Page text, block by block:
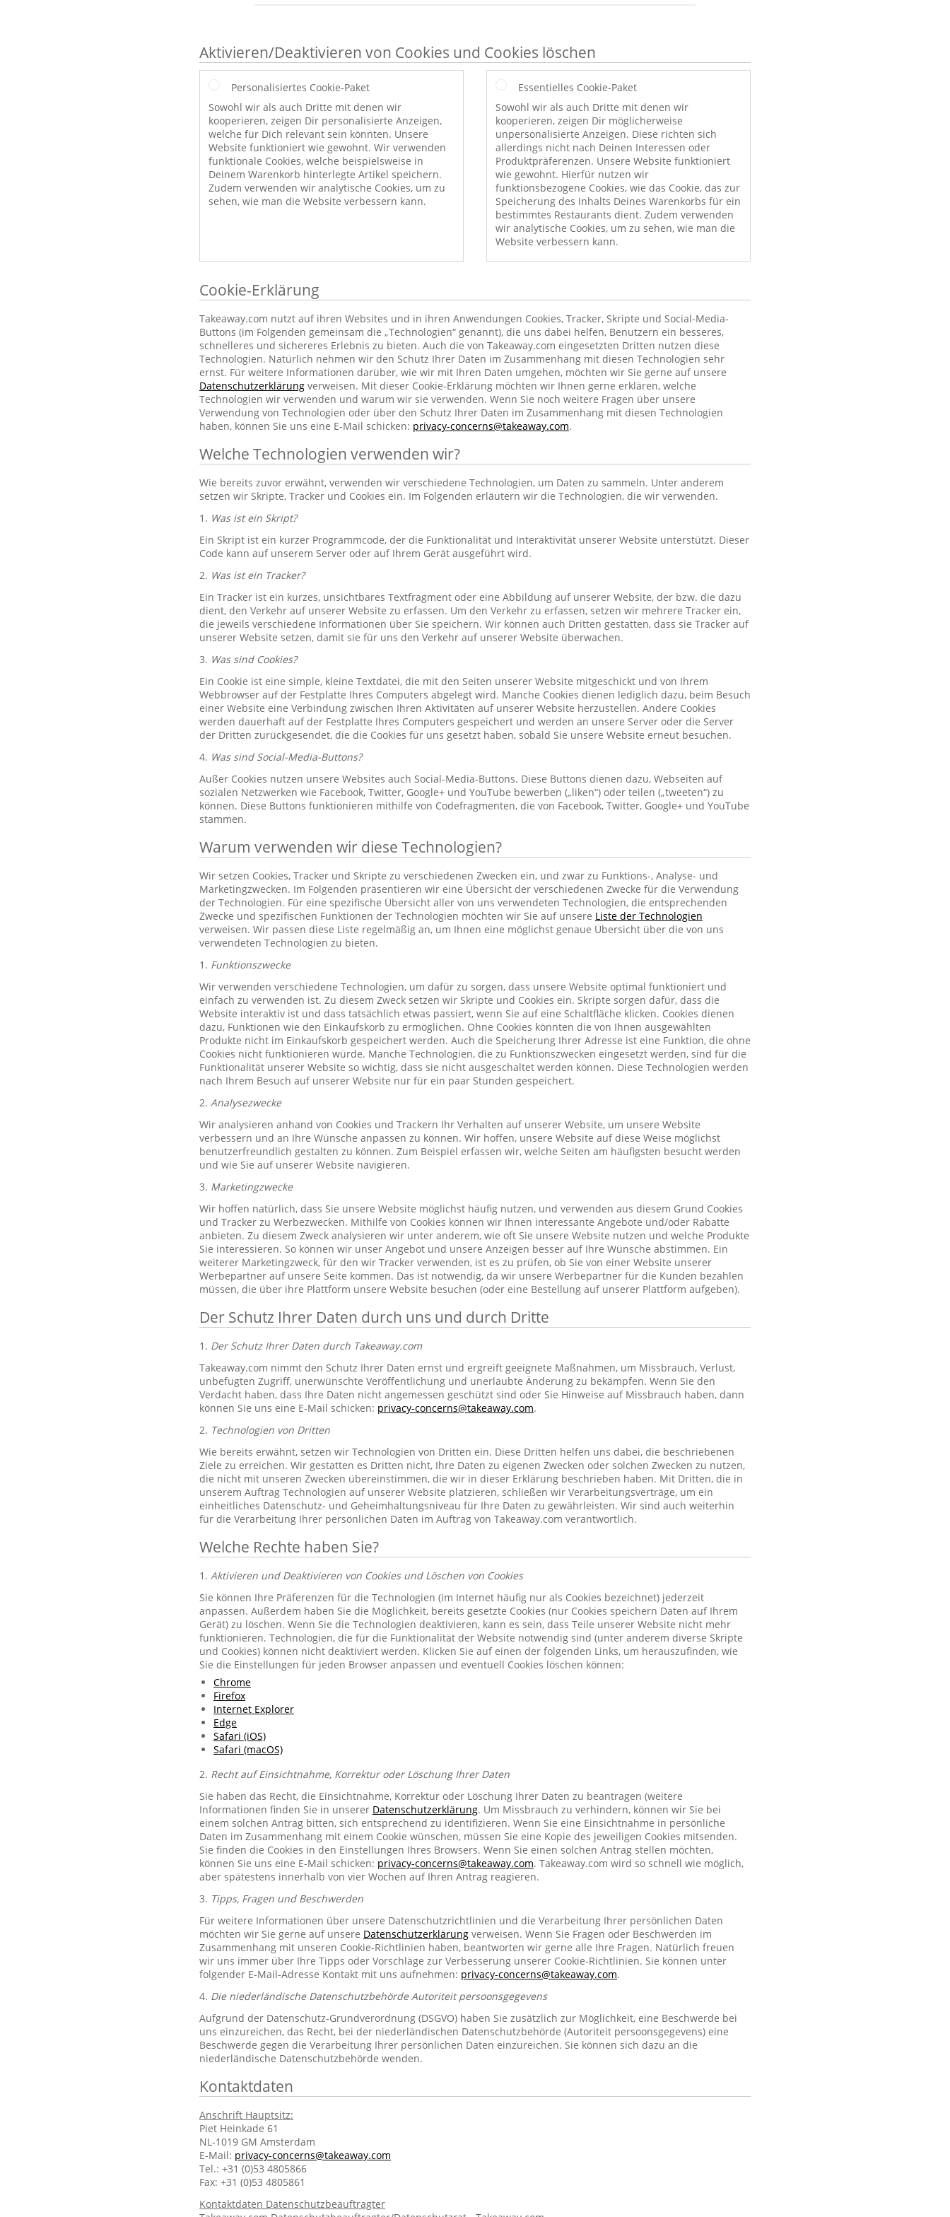
Aktivieren/Deaktivieren von Cookies und Cookies löschen
Personalisiertes Cookie-Paket
Sowohl wir als auch Dritte mit denen wir
kooperieren, zeigen Dir personalisierte Anzeigen,
welche für Dich relevant sein könnten. Unsere
Website funktioniert wie gewohnt. Wir verwenden
funktionale Cookies, welche beispielsweise in
Deinem Warenkorb hinterlegte Artikel speichern.
Zudem verwenden wir analytische Cookies, um zu
sehen, wie man die Website verbessern kann.
Essentielles Cookie-Paket
Sowohl wir als auch Dritte mit denen wir
kooperieren, zeigen Dir möglicherweise
unpersonalisierte Anzeigen. Diese richten sich
allerdings nicht nach Deinen Interessen oder
Produktpräferenzen. Unsere Website funktioniert
wie gewohnt. Hierfür nutzen wir
funktionsbezogene Cookies, wie das Cookie, das zur
Speicherung des Inhalts Deines Warenkorbs für ein
bestimmtes Restaurants dient. Zudem verwenden
wir analytische Cookies, um zu sehen, wie man die
Website verbessern kann.
Cookie-Erklärung
Takeaway.com nutzt auf ihren Websites und in ihren Anwendungen Cookies, Tracker, Skripte und Social-Media-
Buttons (im Folgenden gemeinsam die „Technologien“ genannt), die uns dabei helfen, Benutzern ein besseres,
schnelleres und sichereres Erlebnis zu bieten. Auch die von Takeaway.com eingesetzten Dritten nutzen diese
Technologien. Natürlich nehmen wir den Schutz Ihrer Daten im Zusammenhang mit diesen Technologien sehr
ernst. Für weitere Informationen darüber, wie wir mit Ihren Daten umgehen, möchten wir Sie gerne auf unsere
Datenschutzerklärung verweisen. Mit dieser Cookie-Erklärung möchten wir Ihnen gerne erklären, welche
Technologien wir verwenden und warum wir sie verwenden. Wenn Sie noch weitere Fragen über unsere
Verwendung von Technologien oder über den Schutz Ihrer Daten im Zusammenhang mit diesen Technologien
haben, können Sie uns eine E-Mail schicken: privacy-concerns@takeaway.com.
Welche Technologien verwenden wir?
Wie bereits zuvor erwähnt, verwenden wir verschiedene Technologien, um Daten zu sammeln. Unter anderem
setzen wir Skripte, Tracker und Cookies ein. Im Folgenden erläutern wir die Technologien, die wir verwenden.
1. Was ist ein Skript?
Ein Skript ist ein kurzer Programmcode, der die Funktionalität und Interaktivität unserer Website unterstützt. Dieser
Code kann auf unserem Server oder auf Ihrem Gerät ausgeführt wird.
2. Was ist ein Tracker?
Ein Tracker ist ein kurzes, unsichtbares Textfragment oder eine Abbildung auf unserer Website, der bzw. die dazu
dient, den Verkehr auf unserer Website zu erfassen. Um den Verkehr zu erfassen, setzen wir mehrere Tracker ein,
die jeweils verschiedene Informationen über Sie speichern. Wir können auch Dritten gestatten, dass sie Tracker auf
unserer Website setzen, damit sie für uns den Verkehr auf unserer Website überwachen.
3. Was sind Cookies?
Ein Cookie ist eine simple, kleine Textdatei, die mit den Seiten unserer Website mitgeschickt und von Ihrem
Webbrowser auf der Festplatte Ihres Computers abgelegt wird. Manche Cookies dienen lediglich dazu, beim Besuch
einer Website eine Verbindung zwischen Ihren Aktivitäten auf unserer Website herzustellen. Andere Cookies
werden dauerhaft auf der Festplatte Ihres Computers gespeichert und werden an unsere Server oder die Server
der Dritten zurückgesendet, die die Cookies für uns gesetzt haben, sobald Sie unsere Website erneut besuchen.
4. Was sind Social-Media-Buttons?
Außer Cookies nutzen unsere Websites auch Social-Media-Buttons. Diese Buttons dienen dazu, Webseiten auf
sozialen Netzwerken wie Facebook, Twitter, Google+ und YouTube bewerben („liken“) oder teilen („tweeten“) zu
können. Diese Buttons funktionieren mithilfe von Codefragmenten, die von Facebook, Twitter, Google+ und YouTube
stammen.
Warum verwenden wir diese Technologien?
Wir setzen Cookies, Tracker und Skripte zu verschiedenen Zwecken ein, und zwar zu Funktions-, Analyse- und
Marketingzwecken. Im Folgenden präsentieren wir eine Übersicht der verschiedenen Zwecke für die Verwendung
der Technologien. Für eine spezifische Übersicht aller von uns verwendeten Technologien, die entsprechenden
Zwecke und spezifischen Funktionen der Technologien möchten wir Sie auf unsere Liste der Technologien
verweisen. Wir passen diese Liste regelmäßig an, um Ihnen eine möglichst genaue Übersicht über die von uns
verwendeten Technologien zu bieten.
1. Funktionszwecke
Wir verwenden verschiedene Technologien, um dafür zu sorgen, dass unsere Website optimal funktioniert und
einfach zu verwenden ist. Zu diesem Zweck setzen wir Skripte und Cookies ein. Skripte sorgen dafür, dass die
Website interaktiv ist und dass tatsächlich etwas passiert, wenn Sie auf eine Schaltfläche klicken. Cookies dienen
dazu, Funktionen wie den Einkaufskorb zu ermöglichen. Ohne Cookies könnten die von Ihnen ausgewählten
Produkte nicht im Einkaufskorb gespeichert werden. Auch die Speicherung Ihrer Adresse ist eine Funktion, die ohne
Cookies nicht funktionieren würde. Manche Technologien, die zu Funktionszwecken eingesetzt werden, sind für die
Funktionalität unserer Website so wichtig, dass sie nicht ausgeschaltet werden können. Diese Technologien werden
nach Ihrem Besuch auf unserer Website nur für ein paar Stunden gespeichert.
2. Analysezwecke
Wir analysieren anhand von Cookies und Trackern Ihr Verhalten auf unserer Website, um unsere Website
verbessern und an Ihre Wünsche anpassen zu können. Wir hoffen, unsere Website auf diese Weise möglichst
benutzerfreundlich gestalten zu können. Zum Beispiel erfassen wir, welche Seiten am häufigsten besucht werden
und wie Sie auf unserer Website navigieren.
3. Marketingzwecke
Wir hoffen natürlich, dass Sie unsere Website möglichst häufig nutzen, und verwenden aus diesem Grund Cookies
und Tracker zu Werbezwecken. Mithilfe von Cookies können wir Ihnen interessante Angebote und/oder Rabatte
anbieten. Zu diesem Zweck analysieren wir unter anderem, wie oft Sie unsere Website nutzen und welche Produkte
Sie interessieren. So können wir unser Angebot und unsere Anzeigen besser auf Ihre Wünsche abstimmen. Ein
weiterer Marketingzweck, für den wir Tracker verwenden, ist es zu prüfen, ob Sie von einer Website unserer
Werbepartner auf unsere Seite kommen. Das ist notwendig, da wir unsere Werbepartner für die Kunden bezahlen
müssen, die über ihre Plattform unsere Website besuchen (oder eine Bestellung auf unserer Plattform aufgeben).
Der Schutz Ihrer Daten durch uns und durch Dritte
1. Der Schutz Ihrer Daten durch Takeaway.com
Takeaway.com nimmt den Schutz Ihrer Daten ernst und ergreift geeignete Maßnahmen, um Missbrauch, Verlust,
unbefugten Zugriff, unerwünschte Veröffentlichung und unerlaubte Änderung zu bekämpfen. Wenn Sie den
Verdacht haben, dass Ihre Daten nicht angemessen geschützt sind oder Sie Hinweise auf Missbrauch haben, dann
können Sie uns eine E-Mail schicken: privacy-concerns@takeaway.com.
2. Technologien von Dritten
Wie bereits erwähnt, setzen wir Technologien von Dritten ein. Diese Dritten helfen uns dabei, die beschriebenen
Ziele zu erreichen. Wir gestatten es Dritten nicht, Ihre Daten zu eigenen Zwecken oder solchen Zwecken zu nutzen,
die nicht mit unseren Zwecken übereinstimmen, die wir in dieser Erklärung beschrieben haben. Mit Dritten, die in
unserem Auftrag Technologien auf unserer Website platzieren, schließen wir Verarbeitungsverträge, um ein
einheitliches Datenschutz- und Geheimhaltungsniveau für Ihre Daten zu gewährleisten. Wir sind auch weiterhin
für die Verarbeitung Ihrer persönlichen Daten im Auftrag von Takeaway.com verantwortlich.
Welche Rechte haben Sie?
1. Aktivieren und Deaktivieren von Cookies und Löschen von Cookies
Sie können Ihre Präferenzen für die Technologien (im Internet häufig nur als Cookies bezeichnet) jederzeit
anpassen. Außerdem haben Sie die Möglichkeit, bereits gesetzte Cookies (nur Cookies speichern Daten auf Ihrem
Gerät) zu löschen. Wenn Sie die Technologien deaktivieren, kann es sein, dass Teile unserer Website nicht mehr
funktionieren. Technologien, die für die Funktionalität der Website notwendig sind (unter anderem diverse Skripte
und Cookies) können nicht deaktiviert werden. Klicken Sie auf einen der folgenden Links, um herauszufinden, wie
Sie die Einstellungen für jeden Browser anpassen und eventuell Cookies löschen können:
Chrome
Firefox
Internet Explorer
Edge
Safari (iOS)
Safari (macOS)
2. Recht auf Einsichtnahme, Korrektur oder Löschung Ihrer Daten
Sie haben das Recht, die Einsichtnahme, Korrektur oder Löschung Ihrer Daten zu beantragen (weitere
Informationen finden Sie in unserer Datenschutzerklärung. Um Missbrauch zu verhindern, können wir Sie bei
einem solchen Antrag bitten, sich entsprechend zu identifizieren. Wenn Sie eine Einsichtnahme in persönliche
Daten im Zusammenhang mit einem Cookie wünschen, müssen Sie eine Kopie des jeweiligen Cookies mitsenden.
Sie finden die Cookies in den Einstellungen Ihres Browsers. Wenn Sie einen solchen Antrag stellen möchten,
können Sie uns eine E-Mail schicken: privacy-concerns@takeaway.com. Takeaway.com wird so schnell wie möglich,
aber spätestens innerhalb von vier Wochen auf Ihren Antrag reagieren.
3. Tipps, Fragen und Beschwerden
Für weitere Informationen über unsere Datenschutzrichtlinien und die Verarbeitung Ihrer persönlichen Daten
möchten wir Sie gerne auf unsere Datenschutzerklärung verweisen. Wenn Sie Fragen oder Beschwerden im
Zusammenhang mit unseren Cookie-Richtlinien haben, beantworten wir gerne alle Ihre Fragen. Natürlich freuen
wir uns immer über Ihre Tipps oder Vorschläge zur Verbesserung unserer Cookie-Richtlinien. Sie können unter
folgender E-Mail-Adresse Kontakt mit uns aufnehmen: privacy-concerns@takeaway.com.
4. Die niederländische Datenschutzbehörde Autoriteit persoonsgegevens
Aufgrund der Datenschutz-Grundverordnung (DSGVO) haben Sie zusätzlich zur Möglichkeit, eine Beschwerde bei
uns einzureichen, das Recht, bei der niederländischen Datenschutzbehörde (Autoriteit persoonsgegevens) eine
Beschwerde gegen die Verarbeitung Ihrer persönlichen Daten einzureichen. Sie können sich dazu an die
niederländische Datenschutzbehörde wenden.
Kontaktdaten
Anschrift Hauptsitz:
Piet Heinkade 61
NL-1019 GM Amsterdam
E-Mail: privacy-concerns@takeaway.com
Tel.: +31 (0)53 4805866
Fax: +31 (0)53 4805861
Kontaktdaten Datenschutzbeauftragter